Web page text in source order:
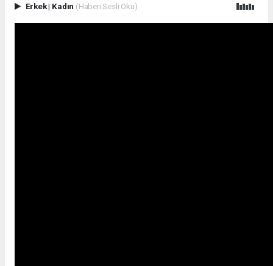
Erkek| Kadın (Haberi Sesli Oku)